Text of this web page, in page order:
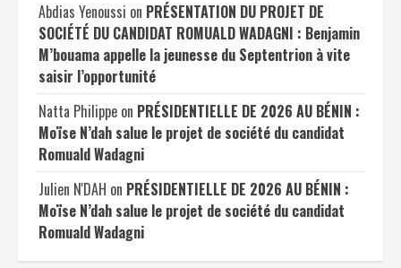
Abdias Yenoussi on PRÉSENTATION DU PROJET DE
SOCIÉTÉ DU CANDIDAT ROMUALD WADAGNI : Benjamin
M’bouama appelle la jeunesse du Septentrion à vite
saisir l’opportunité
Natta Philippe on PRÉSIDENTIELLE DE 2026 AU BÉNIN :
Moïse N’dah salue le projet de société du candidat
Romuald Wadagni
Julien N'DAH on PRÉSIDENTIELLE DE 2026 AU BÉNIN :
Moïse N’dah salue le projet de société du candidat
Romuald Wadagni